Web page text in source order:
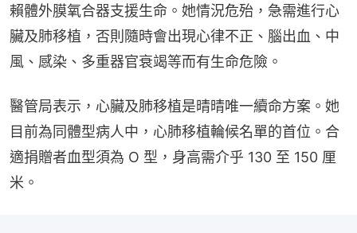
賴體外膜氧合器支援生命。她情況危殆，急需進行心
臟及肺移植，否則隨時會出現心律不正、腦出血、中
風、感染、多重器官衰竭等而有生命危險。
醫管局表示，心臟及肺移植是晴晴唯一續命方案。她
目前為同體型病人中，心肺移植輪候名單的首位。合
適捐贈者血型須為 O 型，身高需介乎 130 至 150 厘
米。